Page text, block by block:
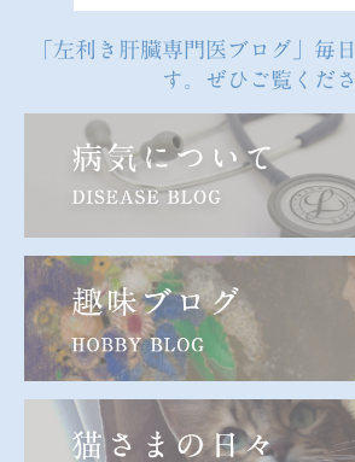
「左利き肝臓専門医ブログ」毎
す。ぜひご覧くだ